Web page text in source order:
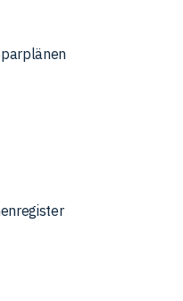
bis zur Verwaltung der
in verschiedene
Das
auf digitale Prozesse
zu